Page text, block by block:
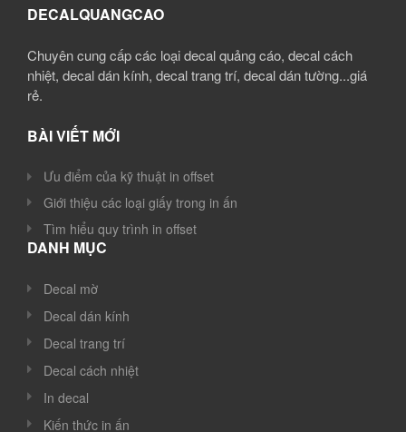
DECALQUANGCAO
Chuyên cung cấp các loại decal quảng cáo, decal cách
nhiệt, decal dán kính, decal trang trí, decal dán tường...giá
rẻ.
BÀI VIẾT MỚI
Ưu điểm của kỹ thuật in offset
Giới thiệu các loại giấy trong in ấn
Tìm hiểu quy trình in offset
DANH MỤC
Decal mờ
Decal dán kính
Decal trang trí
Decal cách nhiệt
In decal
Kiến thức in ấn